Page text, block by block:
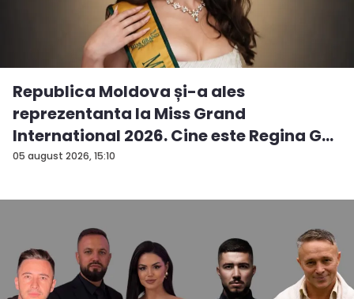
05 august 2026, 15:10
Republica Moldova și-a ales
reprezentanta la Miss Grand
International 2026. Cine este Regina G...